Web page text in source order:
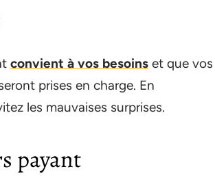
convient à vos besoins et que vos
prises en charge. En
les mauvaises surprises.
payant